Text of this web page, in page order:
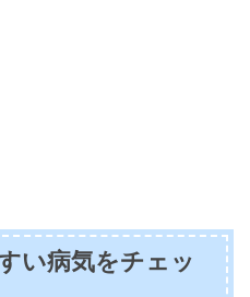
い病気をチェッ